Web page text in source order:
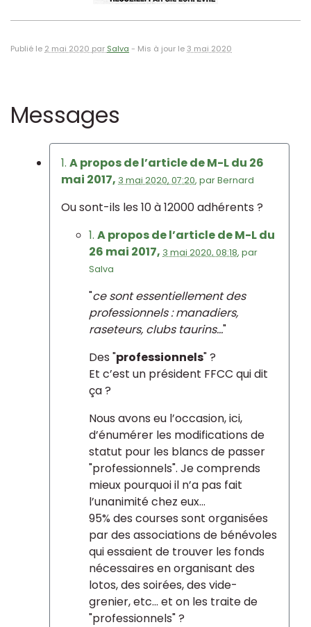
Publié le 2 mai 2020 par Salva - Mis à jour le 3 mai 2020
Messages
1. A propos de l’article de M-L du 26
mai 2017, 3 mai 2020, 07:20, parBernard
Ou sont-ils les 10 à 12000 adhérents ?
1. A propos de l’article de M-L du
26 mai 2017, 3 mai 2020, 08:18, par
Salva
"ce sont essentiellement des
professionnels : manadiers,
raseteurs, clubs taurins..."
Des "professionnels" ?
Et c’est un président FFCC qui dit
ça ?
Nous avons eu l’occasion, ici,
d’énumérer les modifications de
statut pour les blancs de passer
"professionnels". Je comprends
mieux pourquoi il n’a pas fait
l’unanimité chez eux...
95% des courses sont organisées
par des associations de bénévoles
qui essaient de trouver les fonds
nécessaires en organisant des
lotos, des soirées, des vide-
grenier, etc... et on les traite de
"professionnels" ?